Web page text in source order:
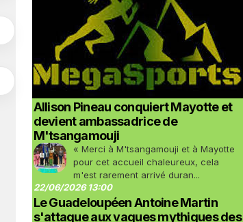
Allison Pineau conquiert Mayotte et
devient ambassadrice de
M'tsangamouji
« Merci à M'tsangamouji et à Mayotte
pour cet accueil chaleureux, cela
m'est rarement arrivé duran...
22/06/2026 13:00
Le Guadeloupéen Antoine Martin
s'attaque aux vagues mythiques des